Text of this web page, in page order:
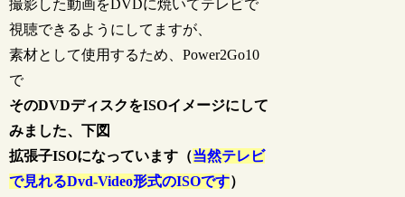
撮影した動画をDVDに焼いてテレビで
視聴できるようにしてますが、
素材として使用するため、Power2Go10
で
そのDVDディスクをISOイメージにして
みました、下図
拡張子ISOになっています（当然テレビ
で見れるDvd-Video形式のISOです）